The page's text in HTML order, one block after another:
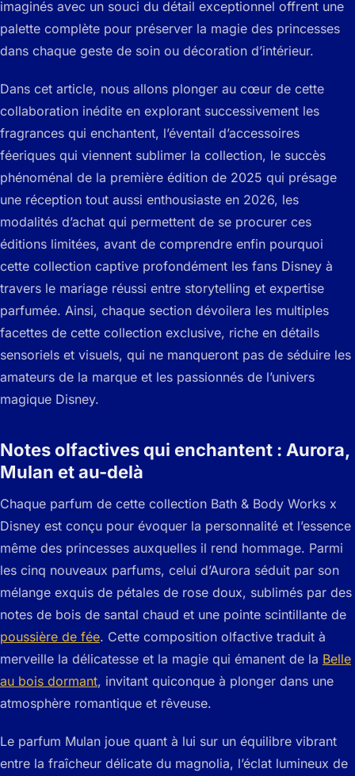
imaginés avec un souci du détail exceptionnel offrent une
palette complète pour préserver la magie des princesses
dans chaque geste de soin ou décoration d’intérieur.
Dans cet article, nous allons plonger au cœur de cette
collaboration inédite en explorant successivement les
fragrances qui enchantent, l’éventail d’accessoires
féeriques qui viennent sublimer la collection, le succès
phénoménal de la première édition de 2025 qui présage
une réception tout aussi enthousiaste en 2026, les
modalités d’achat qui permettent de se procurer ces
éditions limitées, avant de comprendre enfin pourquoi
cette collection captive profondément les fans Disney à
travers le mariage réussi entre storytelling et expertise
parfumée. Ainsi, chaque section dévoilera les multiples
facettes de cette collection exclusive, riche en détails
sensoriels et visuels, qui ne manqueront pas de séduire les
amateurs de la marque et les passionnés de l’univers
magique Disney.
Notes olfactives qui enchantent : Aurora,
Mulan et au-delà
Chaque parfum de cette collection Bath & Body Works x
Disney est conçu pour évoquer la personnalité et l’essence
même des princesses auxquelles il rend hommage. Parmi
les cinq nouveaux parfums, celui d’Aurora séduit par son
mélange exquis de pétales de rose doux, sublimés par des
notes de bois de santal chaud et une pointe scintillante de
poussière de fée. Cette composition olfactive traduit à
merveille la délicatesse et la magie qui émanent de la Belle
au bois dormant, invitant quiconque à plonger dans une
atmosphère romantique et rêveuse.
Le parfum Mulan joue quant à lui sur un équilibre vibrant
entre la fraîcheur délicate du magnolia, l’éclat lumineux de